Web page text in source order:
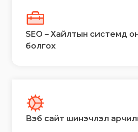
SEO – Хайлтын системд
болгох
Вэб сайт шинэчлэл